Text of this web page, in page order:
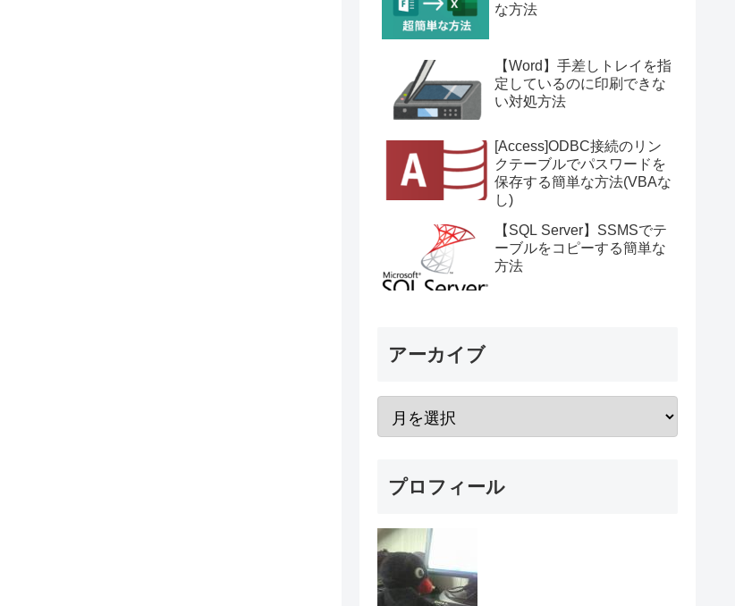
な方法
【Word】手差しトレイを指
定しているのに印刷できな
い対処方法
[Access]ODBC接続のリン
クテーブルでパスワードを
保存する簡単な方法(VBAな
し)
【SQL Server】SSMSでテ
ーブルをコピーする簡単な
方法
アーカイブ
プロフィール